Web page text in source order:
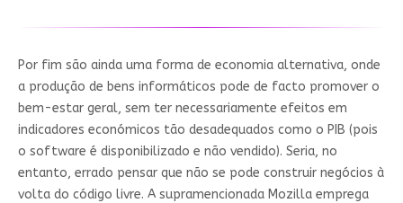
Por fim são ainda uma forma de economia alternativa, onde
a produção de bens informáticos pode de facto promover o
bem-estar geral, sem ter necessariamente efeitos em
indicadores económicos tão desadequados como o PIB (pois
o software é disponibilizado e não vendido). Seria, no
entanto, errado pensar que não se pode construir negócios à
volta do código livre. A supramencionada Mozilla emprega